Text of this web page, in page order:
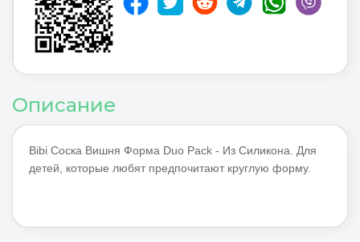
Описание
Bibi Соска Вишня Форма Duo Pack - Из Силикона. Для
детей, которые любят предпочитают круглую форму.